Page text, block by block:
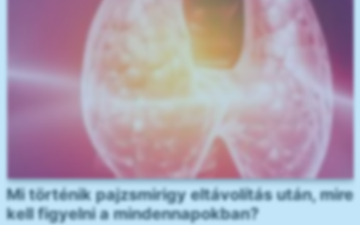
Mi történik pajzsmirigy eltávolítás után, mire
kell figyelni a mindennapokban?